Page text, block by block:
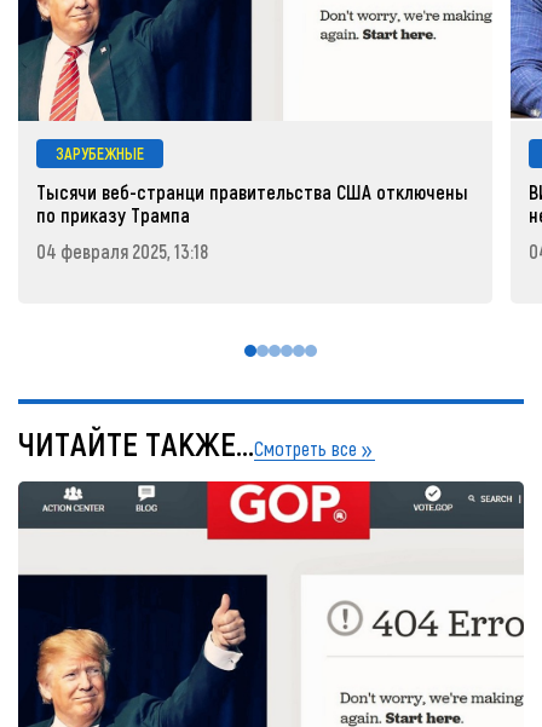
ЗАРУБЕЖНЫЕ
Тысячи веб-странци правительства США отключены
по приказу Трампа
04 февраля 2025, 13:18
ЧИТАЙТЕ ТАКЖЕ...Смотреть все